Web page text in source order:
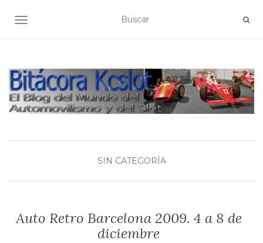
ALTERNAR NAVEGACIÓN
SIN CATEGORÍA
Auto Retro Barcelona 2009. 4 a 8 de
diciembre